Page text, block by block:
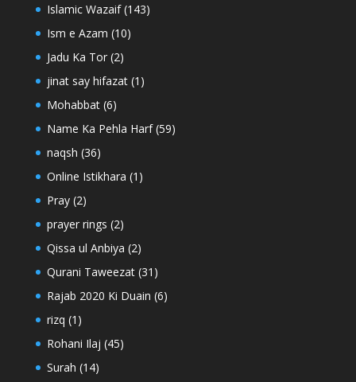
Islamic Wazaif(143)
Ism e Azam (10)
Jadu Ka Tor(2)
jinat say hifazat(1)
Mohabbat(6)
Name Ka Pehla Harf(59)
naqsh (36)
Online Istikhara (1)
Pray(2)
prayer rings (2)
Qissa ul Anbiya (2)
Qurani Taweezat(31)
Rajab 2020 Ki Duain (6)
rizq (1)
Rohani Ilaj (45)
Surah (14)